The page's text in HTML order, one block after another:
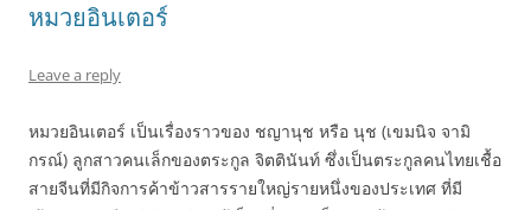
หมวยอินเตอร์
Leave a reply
หมวยอินเตอร์ เป็นเรื่องราวของ ชญานุช หรือ นุช (เขมนิจ จามิ
กรณ์) ลูกสาวคนเล็กของตระกูล จิตตินันท์ ซึ่งเป็นตระกูลคนไทยเชื้อ
สายจีนที่มีกิจการค้าข้าวสารรายใหญ่รายหนึ่งของประเทศ ที่มี